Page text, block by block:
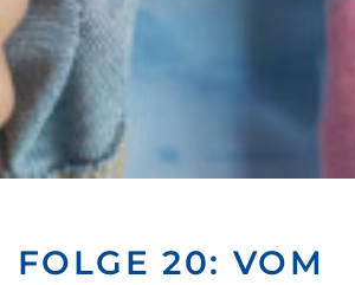
FOLGE 20: VOM